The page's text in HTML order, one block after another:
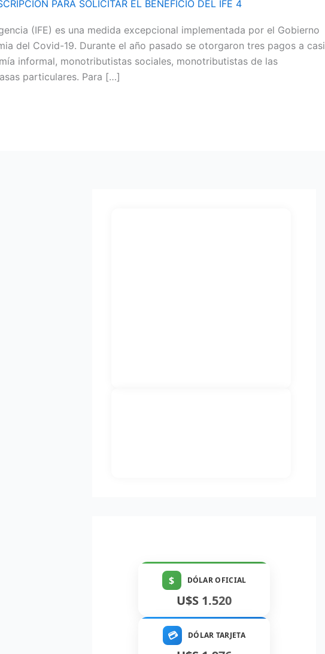
PARA SOLICITAR EL BENEFICIO DEL IFE 4
(IFE) es una medida excepcional implementada por el Gobierno
del Covid-19. Durante el año pasado se otorgaron tres pagos a casi
informal, monotributistas sociales, monotributistas de las
particulares. Para […]
$ DÓLAR OFICIAL
U$S 1.520
💳 DÓLAR TARJETA